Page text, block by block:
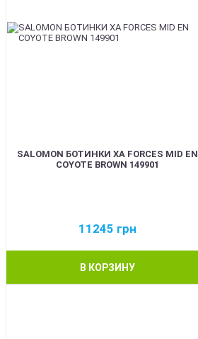
SALOMON БОТИНКИ XA FORCES MID EN
COYOTE BROWN 149901
11245 грн
В КОРЗИНУ